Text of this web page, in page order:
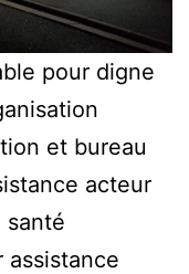
pour digne
et bureau
acteur
santé
assistance